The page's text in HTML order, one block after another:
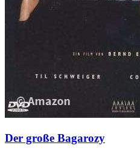
Der große Bagarozy